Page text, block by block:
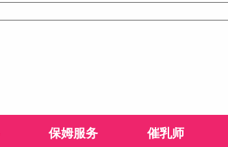
保姆服务 催乳师